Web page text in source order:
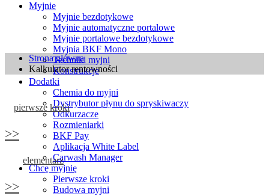
Myjnie
Myjnie bezdotykowe
Myjnie automatyczne portalowe
Myjnie portalowe bezdotykowe
Myjnia BKF Mono
Techniki myjni
Konstrukcje
Dodatki
Chemia do myjni
Dystrybutor płynu do spryskiwaczy
Odkurzacze
Rozmieniarki
BKF Pay
Aplikacja White Label
Carwash Manager
Chcę myjnię
Pierwsze kroki
Budowa myjni
Strona główna
Kalkulator rentowności
pierwsze kroki
>>
elementarz
>>